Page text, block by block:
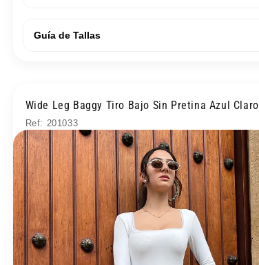
Guía de Tallas
Wide Leg Baggy Tiro Bajo Sin Pretina Azul Claro
Ref: 201033